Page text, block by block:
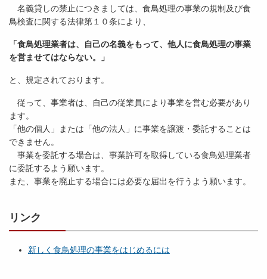
名義貸しの禁止につきましては、食鳥処理の事業の規制及び食
鳥検査に関する法律第１０条により、
「食鳥処理業者は、自己の名義をもって、他人に食鳥処理の事業
を営ませてはならない。」
と、規定されております。
従って、事業者は、自己の従業員により事業を営む必要があり
ます。
「他の個人」または「他の法人」に事業を譲渡・委託することは
できません。
事業を委託する場合は、事業許可を取得している食鳥処理業者
に委託するよう願います。
また、事業を廃止する場合には必要な届出を行うよう願います。
リンク
新しく食鳥処理の事業をはじめるには